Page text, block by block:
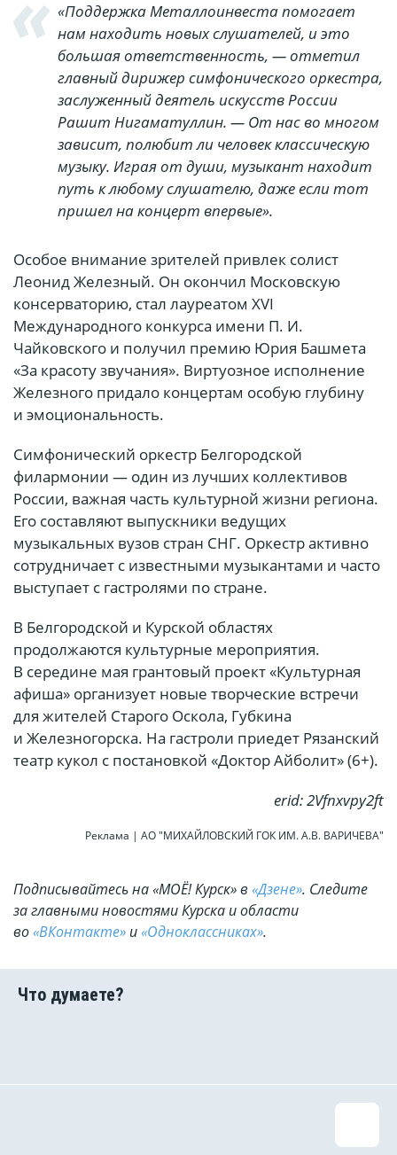
«Поддержка Металлоинвеста помогает
нам находить новых слушателей, и это
большая ответственность, — отметил
главный дирижер симфонического оркестра,
заслуженный деятель искусств России
Рашит Нигаматуллин. — От нас во многом
зависит, полюбит ли человек классическую
музыку. Играя от души, музыкант находит
путь к любому слушателю, даже если тот
пришел на концерт впервые».
Особое внимание зрителей привлек солист
Леонид Железный. Он окончил Московскую
консерваторию, стал лауреатом XVI
Международного конкурса имени П. И.
Чайковского и получил премию Юрия Башмета
«За красоту звучания». Виртуозное исполнение
Железного придало концертам особую глубину
и эмоциональность.
Симфонический оркестр Белгородской
филармонии — один из лучших коллективов
России, важная часть культурной жизни региона.
Его составляют выпускники ведущих
музыкальных вузов стран СНГ. Оркестр активно
сотрудничает с известными музыкантами и часто
выступает с гастролями по стране.
В Белгородской и Курской областях
продолжаются культурные мероприятия.
В середине мая грантовый проект «Культурная
афиша» организует новые творческие встречи
для жителей Старого Оскола, Губкина
и Железногорска. На гастроли приедет Рязанский
театр кукол с постановкой «Доктор Айболит» (6+).
erid: 2Vfnxvpy2ft
Реклама | АО "МИХАЙЛОВСКИЙ ГОК ИМ. А.В. ВАРИЧЕВА"
Подписывайтесь на «МОЁ! Курск» в «Дзене». Cледите
за главными новостями Курска и области
во«ВКонтакте» и«Одноклассниках».